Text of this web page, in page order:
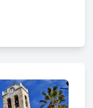
que les altres,